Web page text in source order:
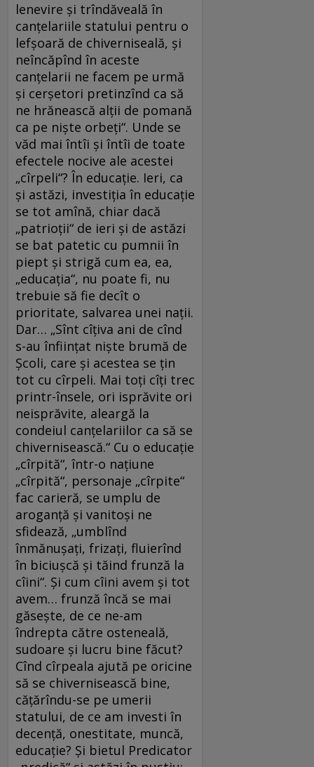
lenevire şi trîndăveală în
canţelariile statului pentru o
lefşoară de chiverniseală, şi
neîncăpînd în aceste
canţelarii ne facem pe urmă
şi cerşetori pretinzînd ca să
ne hrănească alţii de pomană
ca pe nişte orbeţi“. Unde se
văd mai întîi şi întîi de toate
efectele nocive ale acestei
„cîrpeli“? În educaţie. Ieri, ca
şi astăzi, investiţia în educaţie
se tot amînă, chiar dacă
„patrioţii“ de ieri şi de astăzi
se bat patetic cu pumnii în
piept şi strigă cum ea, ea,
„educaţia“, nu poate fi, nu
trebuie să fie decît o
prioritate, salvarea unei naţii.
Dar… „Sînt cîţiva ani de cînd
s-au înfiinţat nişte brumă de
Şcoli, care şi acestea se ţin
tot cu cîrpeli. Mai toţi cîţi trec
printr-însele, ori isprăvite ori
neisprăvite, aleargă la
condeiul canţelariilor ca să se
chivernisească.“ Cu o educaţie
„cîrpită“, într-o naţiune
„cîrpită“, personaje „cîrpite“
fac carieră, se umplu de
aroganţă şi vanitoşi ne
sfidează, „umblînd
înmănuşaţi, frizaţi, fluierînd
în biciuşcă şi tăind frunză la
cîini“. Şi cum cîini avem şi tot
avem… frunză încă se mai
găseşte, de ce ne-am
îndrepta către osteneală,
sudoare şi lucru bine făcut?
Cînd cîrpeala ajută pe oricine
să se chivernisească bine,
căţărîndu-se pe umerii
statului, de ce am investi în
decenţă, onestitate, muncă,
educaţie? Şi bietul Predicator